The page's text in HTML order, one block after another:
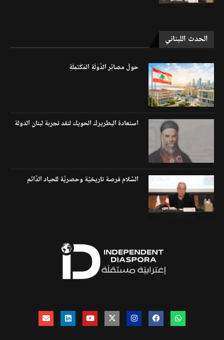
الحدث اللبناني
حولَ مصائِر الدَّوْلَةِ المُكْتَمِلَةِ
استعادة البطريرك الحويك لنقد تجربة لبنان الدولة
السَّلام فرصة تاريخيَّة وحصريَّة للحياد الدَّائم